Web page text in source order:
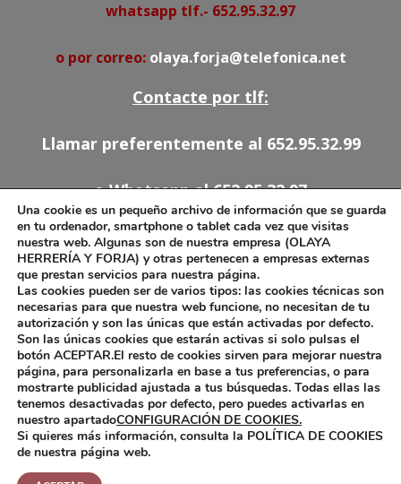
whatsapp tlf.- 652.95.32.97
o por correo: olaya.forja@telefonica.net
Contacte por tlf:
Llamar preferentemente al 652.95.32.99
o Whatsapp al 652.95.32.97
91.527.54.78
652.95.32.97
olaya.forja@telefonica.net
Aviso Legal
Política de Cookies
Una cookie es un pequeño archivo de información que se guarda
en tu ordenador, smartphone o tablet cada vez que visitas
nuestra web. Algunas son de nuestra empresa (OLAYA
HERRERÍA Y FORJA) y otras pertenecen a empresas externas
que prestan servicios para nuestra página.
Las cookies pueden ser de varios tipos: las cookies técnicas son
necesarias para que nuestra web funcione, no necesitan de tu
autorización y son las únicas que están activadas por defecto.
Son las únicas cookies que estarán activas si solo pulsas el
botón ACEPTAR.El resto de cookies sirven para mejorar nuestra
página, para personalizarla en base a tus preferencias, o para
mostrarte publicidad ajustada a tus búsquedas. Todas ellas las
tenemos desactivadas por defecto, pero puedes activarlas en
nuestro apartadoCONFIGURACIÓN DE COOKIES.
Si quieres más información, consulta la POLÍTICA DE COOKIES
de nuestra página web.